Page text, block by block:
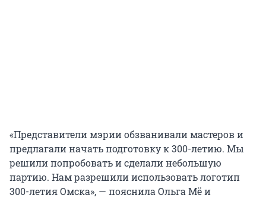
«Представители мэрии обзванивали мастеров и
предлагали начать подготовку к 300-летию. Мы
решили попробовать и сделали небольшую
партию. Нам разрешили использовать логотип
300-летия Омска», — пояснила Ольга Мё и